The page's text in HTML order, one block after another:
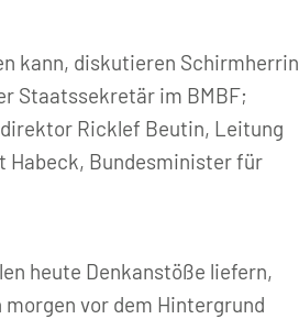
kann, diskutieren Schirmherrin
Staatssekretär im BMBF;
Ricklef Beutin, Leitung
Habeck, Bundesminister für
heute Denkanstöße liefern,
vor dem Hintergrund